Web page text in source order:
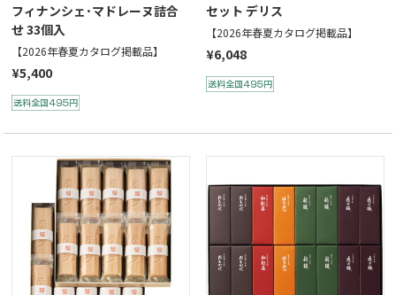
フィナンシェ･マドレーヌ詰合
せ 33個入
【2026年春夏カタログ掲載品】
¥5,400
セット デリス
【2026年春夏カタログ掲載品】
¥6,048